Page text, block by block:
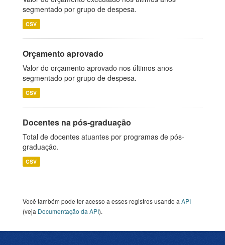
segmentado por grupo de despesa.
CSV
Orçamento aprovado
Valor do orçamento aprovado nos últimos anos
segmentado por grupo de despesa.
CSV
Docentes na pós-graduação
Total de docentes atuantes por programas de pós-
graduação.
CSV
Você também pode ter acesso a esses registros usando a API
(veja Documentação da API).